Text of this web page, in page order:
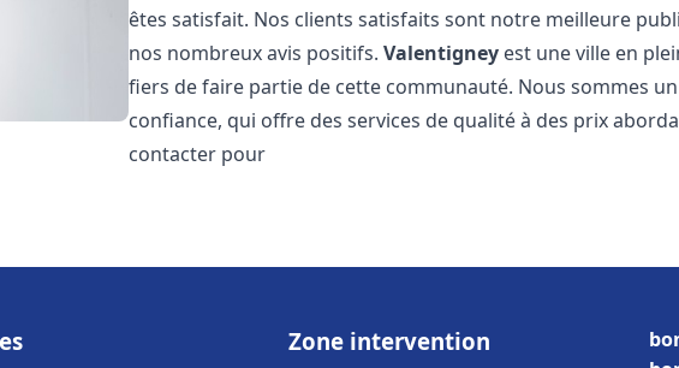
êtes satisfait. Nos clients satisfaits sont notre meilleure
nos nombreux avis positifs.Valentigney est une ville en
fiers de faire partie de cette communauté. Nous sommes un
confiance, qui offre des services de qualité à des prix
contacter pour
Zone intervention